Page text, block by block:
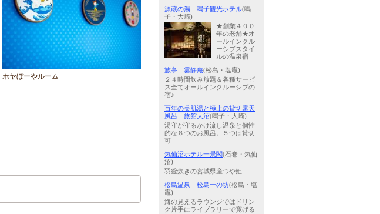
ホヤぼーやルーム
源蔵の湯 鳴子観光ホテル(鳴
子・大崎)
★創業４００
年の老舗★オ
ールインクル
ーシブスタイ
ルの温泉宿
旅亭 雲静庵(松島・塩竈)
２４時間飲み放題＆各種サービ
ス全てオールインクルーシブの
宿♪
百年の美肌湯と極上の貸切露天
風呂 旅館大沼(鳴子・大崎)
湯守が守るかけ流し温泉と個性
的な８つのお風呂。５つは貸切
可
気仙沼ホテル一景閣(石巻・気仙
沼)
羽釜炊きの宮城県産つや姫
松島温泉 松島一の坊(松島・塩
竈)
海の見えるラウンジではドリン
ク片手にライブラリーで寛げる